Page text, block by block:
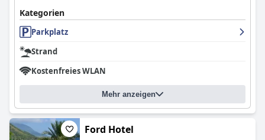
Kategorien
Parkplatz
Strand
Kostenfreies WLAN
Mehr anzeigen
Ford Hotel